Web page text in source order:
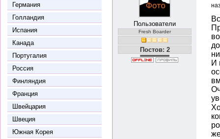
Германия
Голландия
Испания
Канада
Португалия
Россия
Финляндия
Франция
Швейцария
Швеция
Южная Корея
Пользователи
Fresh Boarder
Постов: 2
И